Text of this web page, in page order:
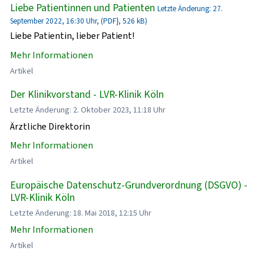
Liebe Patientinnen und Patienten Letzte Änderung: 27.
September 2022, 16:30 Uhr, (PDF}, 526 kB)
Liebe Patientin, lieber Patient!
Mehr Informationen
Artikel
Der Klinikvorstand - LVR-Klinik Köln
Letzte Änderung: 2. Oktober 2023, 11:18 Uhr
Ärztliche Direktorin
Mehr Informationen
Artikel
Europäische Datenschutz-Grundverordnung (DSGVO) -
LVR-Klinik Köln
Letzte Änderung: 18. Mai 2018, 12:15 Uhr
Mehr Informationen
Artikel